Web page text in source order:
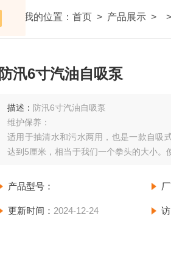
我的位置： 首页 > 产品展示 > >
防汛6寸汽油自吸泵
描述： 防汛6寸汽油自吸泵
维护保养：
适用于抽清水和污水两用，也是一款自吸
达到5厘米，相当于我们一个拳头的大小。
收到的每一台机器都是完好无损的
产品型号：
更新时间： 2024-12-24